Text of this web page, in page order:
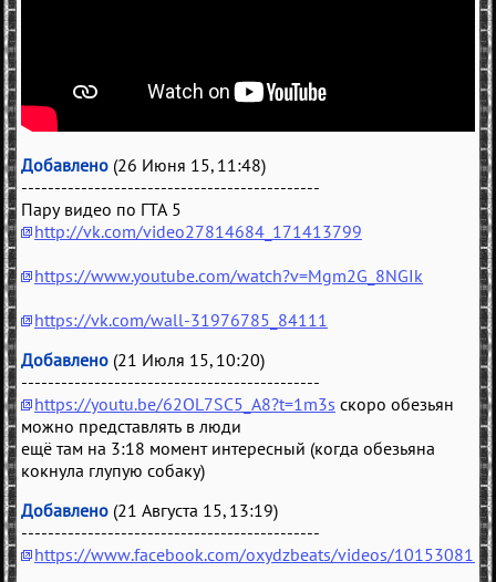
Добавлено (26 Июня 15, 11:48)
---------------------------------------------
Пару видео по ГТА 5
http://vk.com/video27814684_171413799
https://www.youtube.com/watch?v=Mgm2G_8NGIk
https://vk.com/wall-31976785_84111
Добавлено (21 Июля 15, 10:20)
---------------------------------------------
https://youtu.be/62OL7SC5_A8?t=1m3s скоро обезьян
можно представлять в люди
ещё там на 3:18 момент интересный (когда обезьяна
кокнула глупую собаку)
Добавлено (21 Августа 15, 13:19)
---------------------------------------------
https://www.facebook.com/oxydzbeats/videos/